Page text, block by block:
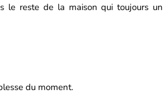
le reste de la maison qui toujours un
du moment.